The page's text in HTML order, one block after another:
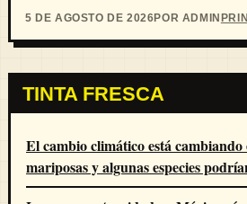
5 DE AGOSTO DE 2026POR ADMIN
TINTA FRESCA
El cambio climático está cambiando
mariposas y algunas especies